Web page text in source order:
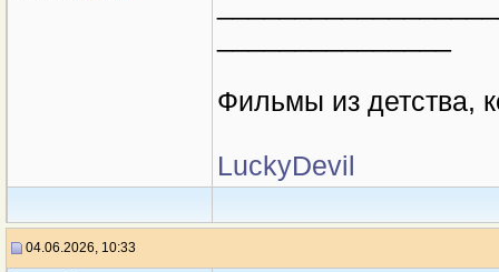
Фильмы из детства,
LuckyDevil
04.06.2026, 10:33